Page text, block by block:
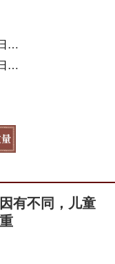
有不同，儿童